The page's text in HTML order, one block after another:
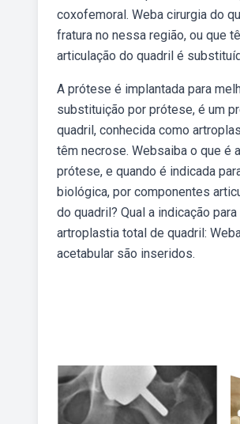
coxofemoral. Weba cirurgia do
fratura no nessa região, ou que
articulação do quadril é
A prótese é implantada para
substituição por prótese, é um
quadril, conhecida como
têm necrose. Websaiba o que é
prótese, e quando é indicada
biológica, por componentes
do quadril? Qual a indicação
artroplastia total de quadril:
acetabular são inseridos.